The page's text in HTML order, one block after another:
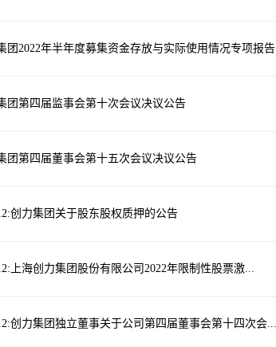
团2022年半年度募集资金存放与实际使用情况专项报告
团第四届监事会第十次会议决议公告
团第四届董事会第十五次会议决议公告
创力集团关于股东股权质押的公告
上海创力集团股份有限公司2022年限制性股票激...
创力集团独立董事关于公司第四届董事会第十四次会...